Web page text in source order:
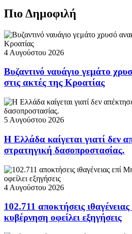
Πιο Δημοφιλή
4 Αυγούστου 2026
Βυζαντινό ναυάγιο γεμάτο
στις ακτές της Κροατίας
5 Αυγούστου 2026
Η Ελλάδα καίγεται γιατί δεν
στρατηγική δασοπροστασίας.
4 Αυγούστου 2026
102.711 αποκτήσεις
κυβέρνηση οφείλει εξηγήσεις